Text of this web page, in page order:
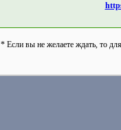
* Если вы не желаете ждать, то